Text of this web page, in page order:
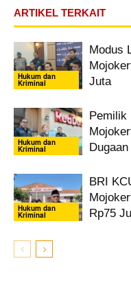
ARTIKEL TERKAIT
Hukum dan
Kriminal
Modus
Juta
Hukum dan
Kriminal
Pemilik
Hukum dan
Kriminal
BRI
Rp75